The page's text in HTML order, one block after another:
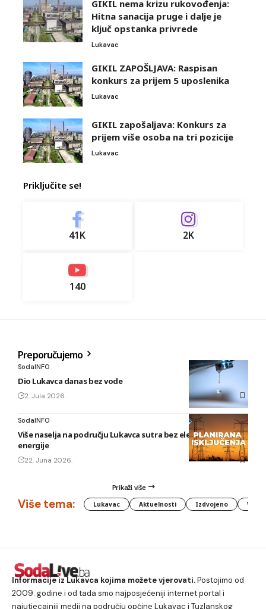
GIKIL nema krizu rukovođenja:
Hitna sanacija pruge i dalje je
ključ opstanka privrede
Lukavac
GIKIL ZAPOŠLJAVA: Raspisan
konkurs za prijem 5 uposlenika
Lukavac
GIKIL zapošaljava: Konkurs za
prijem više osoba na tri pozicije
Lukavac
Priključite se!
41K 2K
140
Preporučujemo
SodaINFO
Dio Lukavca danas bez vode
2. Jula 2026.
SodaINFO
Više naselja na području Lukavca sutra bez električne
energije
22. Juna 2026.
Prikaži više
Više tema: Lukavac Aktuelnosti Izdvojeno
Informacije iz Lukavca kojima možete vjerovati.Postojimo od
2009. godine i od tada smo najposjećeniji internet portal i
najutjecajniji medij na području općine Lukavac i Tuzlanskog